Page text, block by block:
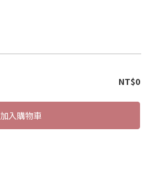
NT$0
加入購物車